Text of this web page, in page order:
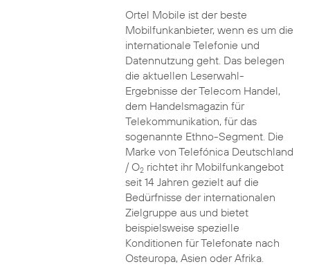
Ortel Mobile ist der beste
Mobilfunkanbieter, wenn es um die
internationale Telefonie und
Datennutzung geht. Das belegen
die aktuellen Leserwahl-
Ergebnisse der Telecom Handel,
dem Handelsmagazin für
Telekommunikation, für das
sogenannte Ethno-Segment. Die
Marke von Telefónica Deutschland
/ O2richtet ihr Mobilfunkangebot
seit 14 Jahren gezielt auf die
Bedürfnisse der internationalen
Zielgruppe aus und bietet
beispielsweise spezielle
Konditionen für Telefonate nach
Osteuropa, Asien oder Afrika.